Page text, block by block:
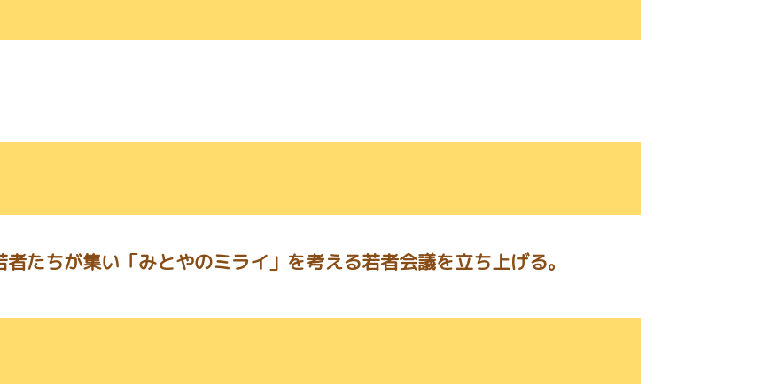
たちが集い「みとやのミライ」を考える若者会議を立ち上げる。